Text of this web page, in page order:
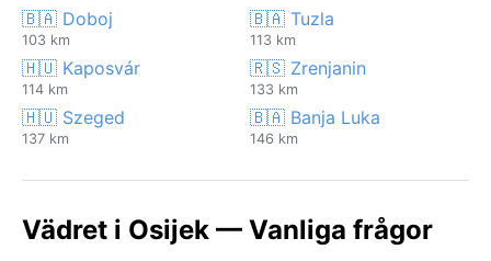
🇧🇦 Doboj
103 km
🇧🇦 Tuzla
113 km
🇭🇺 Kaposvár
114 km
🇷🇸 Zrenjanin
133 km
🇭🇺 Szeged
137 km
🇧🇦 Banja Luka
146 km
Vädret i Osijek — Vanliga frågor